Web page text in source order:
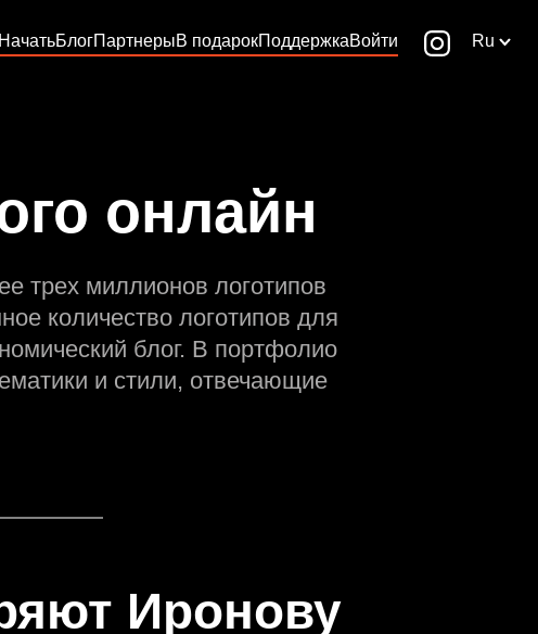
НачатьБлогПартнерыВ подарокПоддержкаВойти Ru
онлайн
трех миллионов логотипов
количество логотипов для
блог. В портфолио
и стили, отвечающие
Иронову